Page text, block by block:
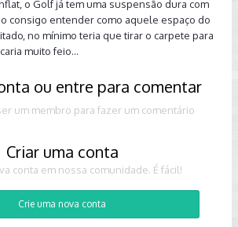
o Golf já tem uma suspensão dura com
consigo entender como aquele espaço do
no mínimo teria que tirar o carpete para
muito feio...
ou entre para comentar
um membro para fazer um comentário
Criar uma conta
conta em nossa comunidade. É fácil!
Crie uma nova conta